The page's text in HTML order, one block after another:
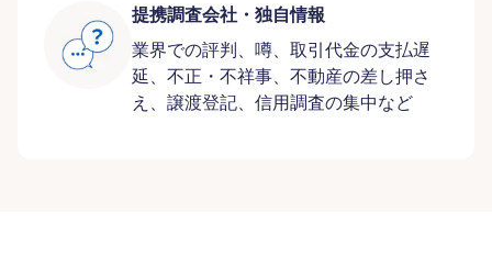
提携調査会社・独自情報
業界での評判、噂、取引代金の支払遅
延、不正・不祥事、不動産の差し押さ
え、譲渡登記、信用調査の集中など